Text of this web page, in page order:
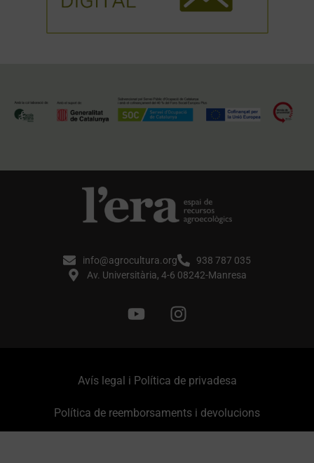
info@agrocultura.org
938 787 035
Av. Universitària, 4-6 08242-Manresa
Avís legal i Política de privadesa
Política de reemborsaments i devolucions